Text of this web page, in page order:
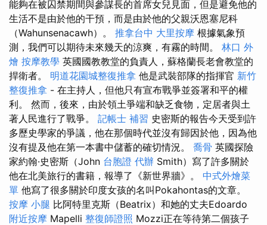
能夠在被囚禁期間與參謀長的首席女兒見面，但是避免他的
生活不是由於他的干預，而是由於他的父親沃恩塞尼科
（Wahunsenacawh）。 推拿台中 大里按摩 根據氣象預
測，我們可以期待未來幾天的涼爽，有霧的時間。 林口 外
燴 按摩教學 英國國教教堂的負責人，蘇格蘭長老會教堂的
捍衛者。 明道花園城整復推拿 他是武裝部隊的指揮官 新竹
整復推拿 - 在主持人，但他只有宣布戰爭並簽署和平的權
利。 然而，後來，由於領土爭端和缺乏食物，定居者與土
著人民進行了戰爭。 記帳士 補習 史密斯的報告今天受到許
多歷史學家的爭議，他在那個時代並沒有歸因於他，因為他
沒有提及他在第一本書中儲蓄的確切情況。 喬骨 英國探險
家約翰·史密斯（John 台胞證 代辦 Smith）寫了許多關於
他在北美旅行的書籍，報導了《新世界牆》。 中式外燴菜
單 他寫了很多關於印度女孩的名叫Pokahontas的文章。
按摩 小腿 比阿特里克斯（Beatrix）和她的丈夫Edoardo
附近按摩 Mapelli 整復師證照 Mozzi正在等待第二個孩子